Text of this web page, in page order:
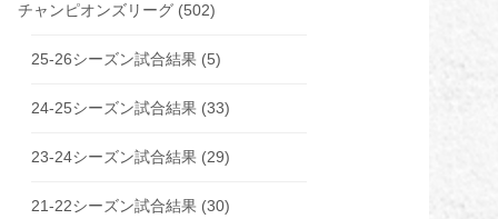
チャンピオンズリーグ (502)
25-26シーズン試合結果 (5)
24-25シーズン試合結果 (33)
23-24シーズン試合結果 (29)
21-22シーズン試合結果 (30)